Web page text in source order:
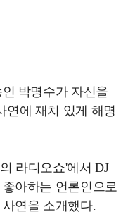
박명수가 자신을
연에 재치 있게 해명
라디오쇼'에서 DJ
아하는 언론인으로
연을 소개했다.